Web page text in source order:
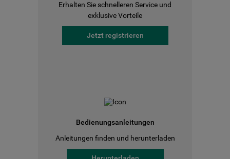
Erhalten Sie schnelleren Service und
exklusive Vorteile
Jetzt registrieren
Bedienungsanleitungen
Anleitungen finden und herunterladen